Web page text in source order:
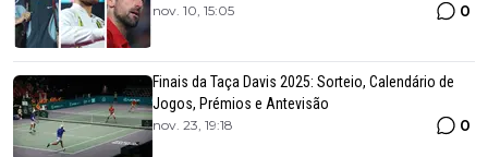
nov. 10, 15:05 0
Finais da Taça Davis 2025: Sorteio, Calendário de
Jogos, Prémios e Antevisão
nov. 23, 19:18 0